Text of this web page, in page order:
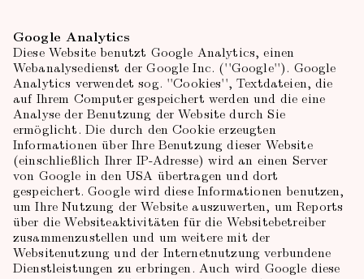
Google Analytics
Diese Website benutzt Google Analytics, einen
Webanalysedienst der Google Inc. (''Google''). Google
Analytics verwendet sog. ''Cookies'', Textdateien, die
auf Ihrem Computer gespeichert werden und die eine
Analyse der Benutzung der Website durch Sie
ermöglicht. Die durch den Cookie erzeugten
Informationen über Ihre Benutzung dieser Website
(einschließlich Ihrer IP-Adresse) wird an einen Server
von Google in den USA übertragen und dort
gespeichert. Google wird diese Informationen benutzen,
um Ihre Nutzung der Website auszuwerten, um Reports
über die Websiteaktivitäten für die Websitebetreiber
zusammenzustellen und um weitere mit der
Websitenutzung und der Internetnutzung verbundene
Dienstleistungen zu erbringen. Auch wird Google diese